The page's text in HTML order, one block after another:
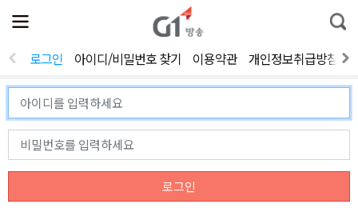
전
체
뉴
열
통
합
색
로그인 아이디/비밀번호 찾기 이용약관 개인정보취급방침
로그인